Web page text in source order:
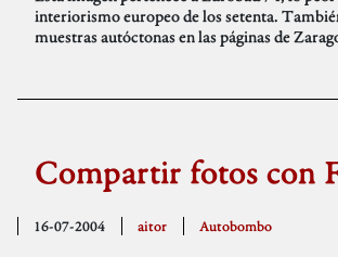
interiorismo europeo de los setenta.
muestras autóctonas en las páginas de
Compartir fotos con
16-07-2004 aitor Autobombo